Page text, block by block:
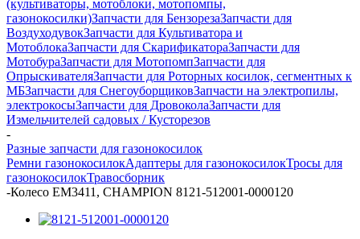
(культиваторы, мотоблоки, мотопомпы,
газонокосилки)Запчасти для БензорезаЗапчасти для
ВоздуходувокЗапчасти для Культиватора и
МотоблокаЗапчасти для СкарификатораЗапчасти для
МотобураЗапчасти для МотопомпЗапчасти для
ОпрыскивателяЗапчасти для Роторных косилок, сегментных к
МБЗапчасти для СнегоуборщиковЗапчасти на электропилы,
электрокосыЗапчасти для ДровоколаЗапчасти для
Измельчителей садовых / Кусторезов
-
Разные запчасти для газонокосилок
Ремни газонокосилокАдаптеры для газонокосилокТросы для
газонокосилокТравосборник
-Колесо EM3411, CHAMPION 8121-512001-0000120